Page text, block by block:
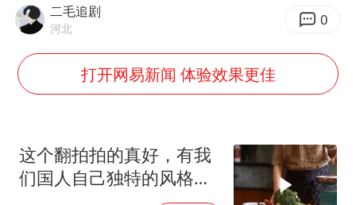
二毛追剧
河北 0
打开网易新闻 体验效果更佳
这个翻拍拍的真好，有我
们国人自己独特的风格魅